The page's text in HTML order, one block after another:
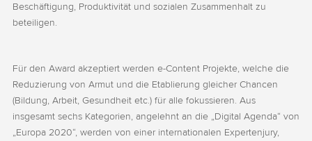
Beschäftigung, Produktivität und sozialen Zusammenhalt zu
beteiligen.
Für den Award akzeptiert werden e-Content Projekte, welche die
Reduzierung von Armut und die Etablierung gleicher Chancen
(Bildung, Arbeit, Gesundheit etc.) für alle fokussieren. Aus
insgesamt sechs Kategorien, angelehnt an die „Digital Agenda“ von
„Europa 2020“, werden von einer internationalen Expertenjury,